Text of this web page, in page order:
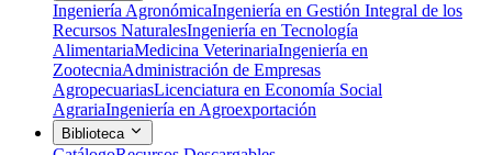
Ingeniería AgronómicaIngeniería en Gestión Integral de los
Recursos NaturalesIngeniería en Tecnología
AlimentariaMedicina VeterinariaIngeniería en
ZootecniaAdministración de Empresas
AgropecuariasLicenciatura en Economía Social
AgrariaIngeniería en Agroexportación
Biblioteca